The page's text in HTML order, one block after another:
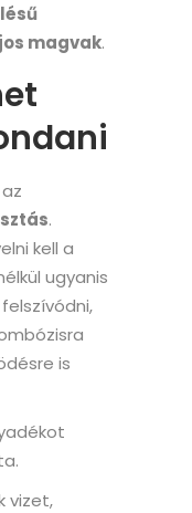
magvak.
.
kell a
ugyanis
is
vizet,